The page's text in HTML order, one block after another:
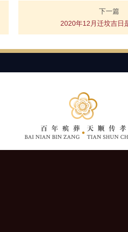
下一篇
2020年12月迁坟吉日